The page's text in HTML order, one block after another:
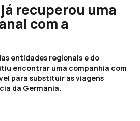
recuperou uma
com a
entidades regionais e do
encontrar uma companhia com
para substituir as viagens
da Germania.